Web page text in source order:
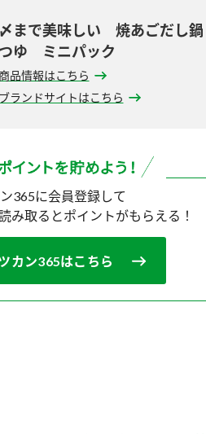
〆まで美味しい 焼あごだし鍋
つゆ ミニパック
商品情報はこちら
ブランドサイトはこちら
365に会員登録して
み取ると ポイントがもらえる！
カン365はこちら